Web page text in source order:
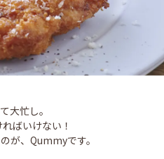
大忙し。
ばいけない！
が、Qummyです。